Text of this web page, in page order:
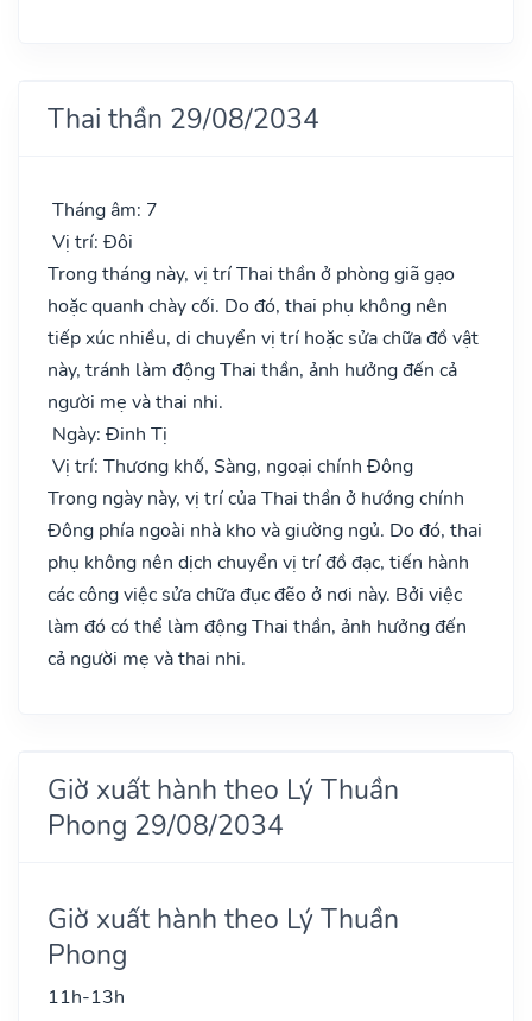
Thai thần 29/08/2034
Tháng âm: 7
Vị trí: Đôi
Trong tháng này, vị trí Thai thần ở phòng giã gạo
hoặc quanh chày cối. Do đó, thai phụ không nên
tiếp xúc nhiều, di chuyển vị trí hoặc sửa chữa đồ vật
này, tránh làm động Thai thần, ảnh hưởng đến cả
người mẹ và thai nhi.
Ngày: Đinh Tị
Vị trí: Thương khố, Sàng, ngoại chính Đông
Trong ngày này, vị trí của Thai thần ở hướng chính
Đông phía ngoài nhà kho và giường ngủ. Do đó, thai
phụ không nên dịch chuyển vị trí đồ đạc, tiến hành
các công việc sửa chữa đục đẽo ở nơi này. Bởi việc
làm đó có thể làm động Thai thần, ảnh hưởng đến
cả người mẹ và thai nhi.
Giờ xuất hành theo Lý Thuần
Phong 29/08/2034
Giờ xuất hành theo Lý Thuần
Phong
11h-13h